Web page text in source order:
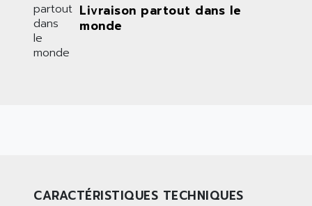
Livraison partout dans le
monde
CARACTÉRISTIQUES TECHNIQUES